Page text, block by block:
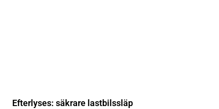
Efterlyses: säkrare lastbilssläp